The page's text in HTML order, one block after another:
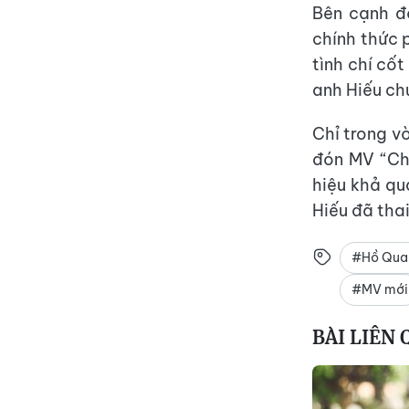
Bên cạnh
chính thức
tình chí cốt
anh Hiếu
Chỉ trong
đón MV
hiệu khả
Hiếu đã
#Hồ
#MV mới
BÀI LIÊN